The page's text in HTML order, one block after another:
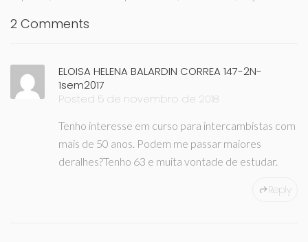
2 Comments
ELOISA HELENA BALARDIN CORREA 147-2N-
1sem2017
Posted 5 de novembro de 2018
Tenho interesse em curso para intercambistas com
mais de 50 anos. Podem me passar maiores
deralhes?Tenho 63 e muita vontade de estudar.
Reply